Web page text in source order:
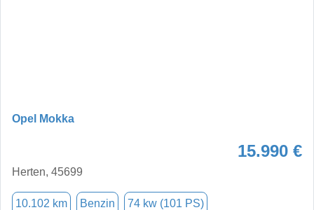
Opel Mokka
15.990 €
Herten, 45699
10.102 km Benzin 74 kw (101 PS)